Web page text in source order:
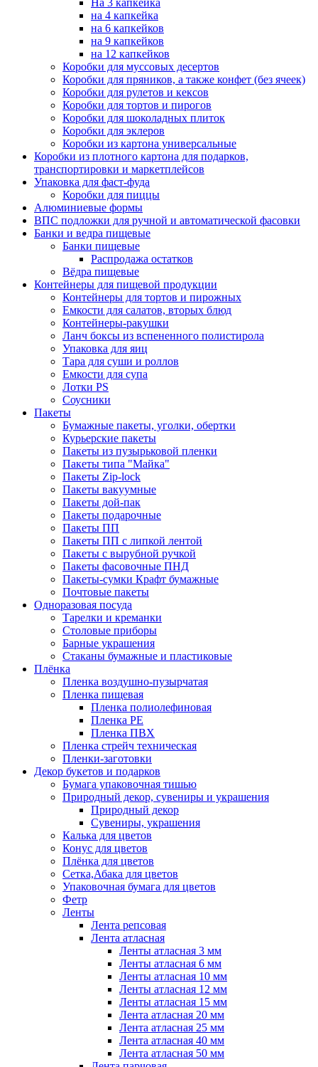
На 3 капкейка
на 4 капкейка
на 6 капкейков
на 9 капкейков
на 12 капкейков
Коробки для муссовых десертов
Коробки для пряников, а также конфет (без ячеек)
Коробки для рулетов и кексов
Коробки для тортов и пирогов
Коробки для шоколадных плиток
Коробки для эклеров
Коробки из картона универсальные
Коробки из плотного картона для подарков,
транспортировки и маркетплейсов
Упаковка для фаст-фуда
Коробки для пиццы
Алюминиевые формы
ВПС подложки для ручной и автоматической фасовки
Банки и ведра пищевые
Банки пищевые
Распродажа остатков
Вёдра пищевые
Контейнеры для пищевой продукции
Контейнеры для тортов и пирожных
Емкости для салатов, вторых блюд
Контейнеры-ракушки
Ланч боксы из вспененного полистирола
Упаковка для яиц
Тара для суши и роллов
Емкости для супа
Лотки PS
Соусники
Пакеты
Бумажные пакеты, уголки, обертки
Курьерские пакеты
Пакеты из пузырьковой пленки
Пакеты типа "Майка"
Пакеты Zip-lock
Пакеты вакуумные
Пакеты дой-пак
Пакеты подарочные
Пакеты ПП
Пакеты ПП с липкой лентой
Пакеты с вырубной ручкой
Пакеты фасовочные ПНД
Пакеты-сумки Крафт бумажные
Почтовые пакеты
Одноразовая посуда
Тарелки и креманки
Столовые приборы
Барные украшения
Стаканы бумажные и пластиковые
Плёнка
Пленка воздушно-пузырчатая
Пленка пищевая
Пленка полиолефиновая
Пленка PE
Пленка ПВХ
Пленка стрейч техническая
Пленки-заготовки
Декор букетов и подарков
Бумага упаковочная тишью
Природный декор, сувениры и украшения
Природный декор
Сувениры, украшения
Калька для цветов
Конус для цветов
Плёнка для цветов
Сетка,Абака для цветов
Упаковочная бумага для цветов
Фетр
Ленты
Лента репсовая
Лента атласная
Ленты атласная 3 мм
Ленты атласная 6 мм
Ленты атласная 10 мм
Ленты атласная 12 мм
Ленты атласная 15 мм
Лента атласная 20 мм
Лента атласная 25 мм
Лента атласная 40 мм
Лента атласная 50 мм